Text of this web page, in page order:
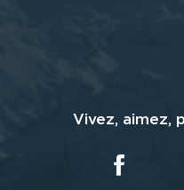
Vivez, aimez,